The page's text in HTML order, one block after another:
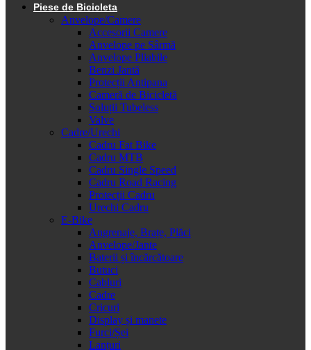
Piese de Bicicleta
Anvelope/Camere
Accesorii Camere
Anvelope pe Sârmă
Anvelope Pliabile
Benzi Jantă
Protecții Antipana
Cameră de Bicicletă
Soluții Tubeless
Valve
Cadre/Urechi
Cadru Fat Bike
Cadru MTB
Cadru Single Speed
Cadru Road Racing
Protecții Cadru
Urechi Cadru
E-Bike
Angrenaje, Brațe, Plăci
Anvelope/Jante
Baterii și încărcătoare
Butuci
Cabluri
Cadre
Cricuri
Display și manete
Furci/Șei
Lanțuri